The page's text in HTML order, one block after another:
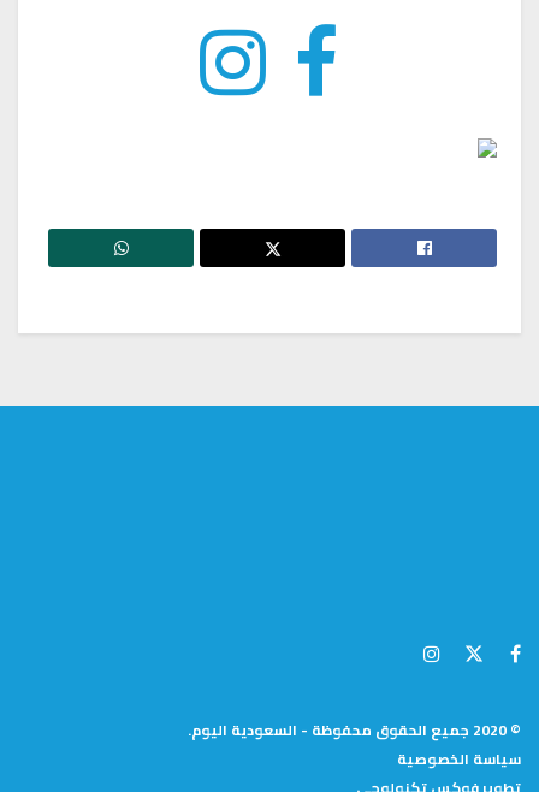
© 2020 جميع الحقوق محفوظة - السعودية اليوم.
سياسة الخصوصية